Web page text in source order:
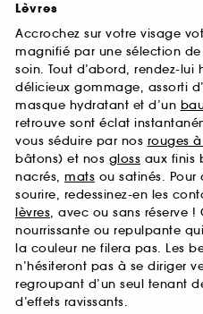
Lèvres
Accrochez sur votre visage
magnifié par une sélection
soin. Tout d’abord, rendez-
délicieux gommage, assorti
masque hydratant et d’un
retrouve sont éclat
vous séduire par nos rouges
bâtons) et nos gloss aux finis
nacrés, mats ou satinés. Pour
sourire, redessinez-en les
lèvres, avec ou sans réserve !
nourrissante ou repulpante
la couleur ne filera pas. Les
n’hésiteront pas à se diriger
regroupant d’un seul tenant
d’effets ravissants.